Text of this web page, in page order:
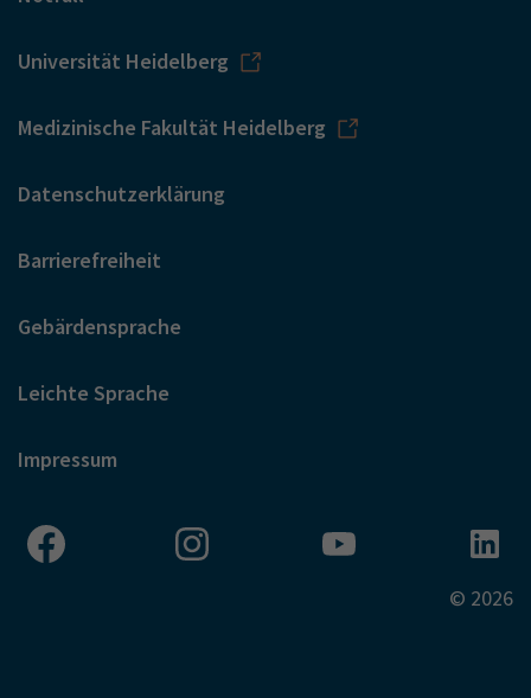
Universität Heidelberg
Medizinische Fakultät Heidelberg
Datenschutzerklärung
Barrierefreiheit
Gebärdensprache
Leichte Sprache
Impressum
© 2026